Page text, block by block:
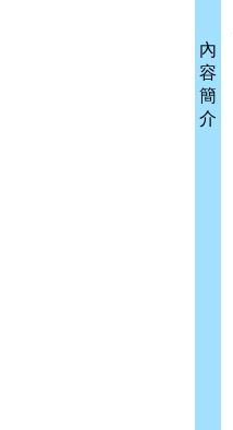
內
容
簡
介